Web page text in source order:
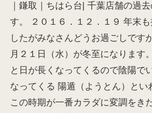
｜鎌取｜ちはら台| 千葉店舗の過
す。 ２０１６．１２．１９ 年末
したがみなさんどうお過ごしです
月２１日（水）が冬至になります
と日が長くなってくるので陰陽で
なってくる 陽遁（ようとん）とい
この時期が一番カラダに変調をき